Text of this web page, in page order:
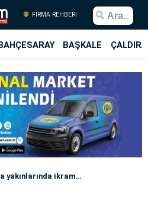
FİRMA REHBERİ
BAŞKALE
ikramlarda bulundu